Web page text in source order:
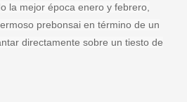
la mejor época enero y febrero,
prebonsai en término de un
directamente sobre un tiesto de